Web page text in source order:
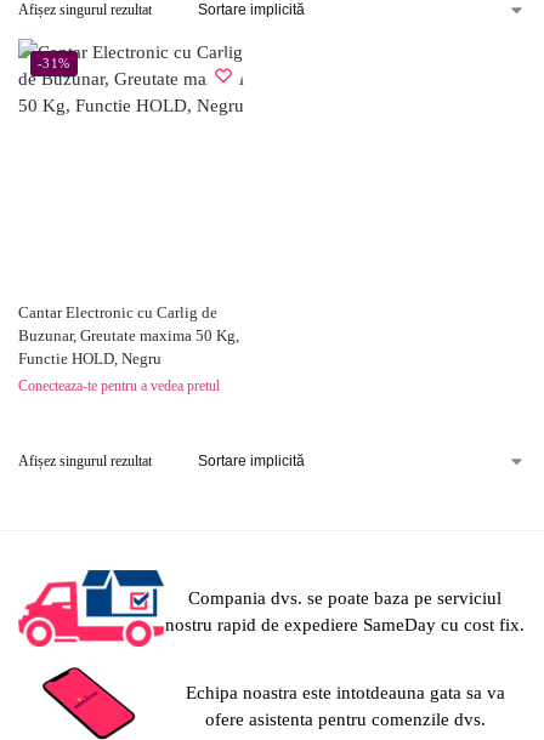
Afișez singurul rezultat
-31%
Cantar Electronic cu Carlig de
Buzunar, Greutate maxima 50 Kg,
Functie HOLD, Negru
Conecteaza-te pentru a vedea pretul
Afișez singurul rezultat
Compania dvs. se poate baza pe serviciul
nostru rapid de expediere SameDay cu cost fix.
Echipa noastra este intotdeauna gata sa va
ofere asistenta pentru comenzile dvs.